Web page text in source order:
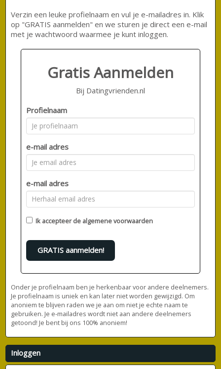
Verzin een leuke profielnaam en vul je e-mailadres in. Klik
op "GRATIS aanmelden" en we sturen je direct een e-mail
met je wachtwoord waarmee je kunt inloggen.
Gratis Aanmelden
Bij Datingvrienden.nl
Profielnaam
e-mail adres
e-mail adres
Ik accepteer de algemene voorwaarden
GRATIS aanmelden!
Onder je profielnaam ben je herkenbaar voor andere deelnemers.
Je profielnaam is uniek en kan later niet worden gewijzigd. Om
anoniem te blijven raden we je aan om niet je echte naam te
gebruiken. Je e-mailadres wordt niet aan andere deelnemers
getoond! Je bent bij ons 100% anoniem!
Inloggen